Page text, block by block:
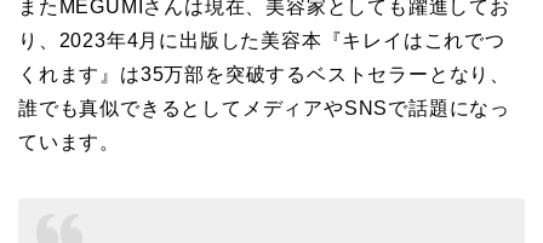
またMEGUMIさんは現在、美容家としても躍進してお
り、2023年4月に出版した美容本『キレイはこれでつ
くれます』は35万部を突破するベストセラーとなり、
誰でも真似できるとしてメディアやSNSで話題になっ
ています。